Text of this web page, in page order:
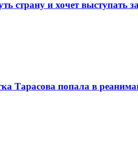
страну и хочет выступать
Тарасова попала в